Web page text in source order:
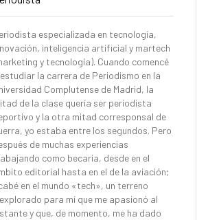
especializada en tecnología,
inteligencia artificial y martech
y tecnología). Cuando comencé
la carrera de Periodismo en la
Complutense de Madrid, la
de la clase quería ser periodista
y la otra mitad corresponsal de
yo estaba entre los segundos. Pero
de muchas experiencias
como becaria, desde en el
editorial hasta en el de la aviación;
en el mundo «tech», un terreno
para mí que me apasionó al
y que, de momento, me ha dado